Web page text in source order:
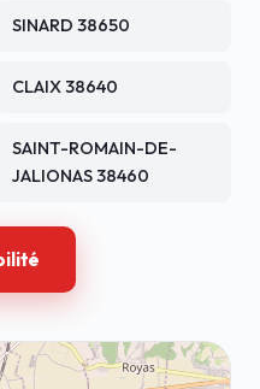
SINARD 38650
CLAIX 38640
SAINT-ROMAIN-DE-
JALIONAS 38460